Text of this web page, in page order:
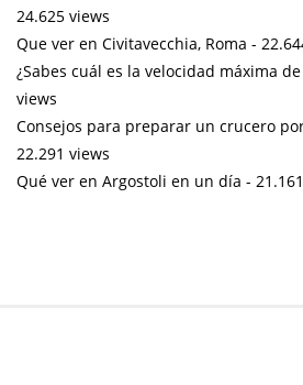
24.625 views
Que ver en Civitavecchia, Roma -
¿Sabes cuál es la velocidad máxima
views
Consejos para preparar un crucero
22.291 views
Qué ver en Argostoli en un día -